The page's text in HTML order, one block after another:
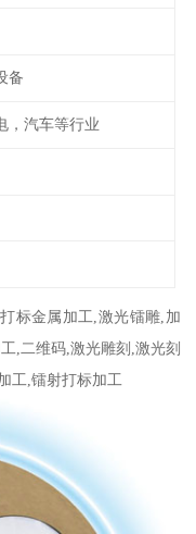
备
，汽车等行业
标金属加工,激光镭雕,加
,二维码,激光雕刻,激光刻
工,镭射打标加工